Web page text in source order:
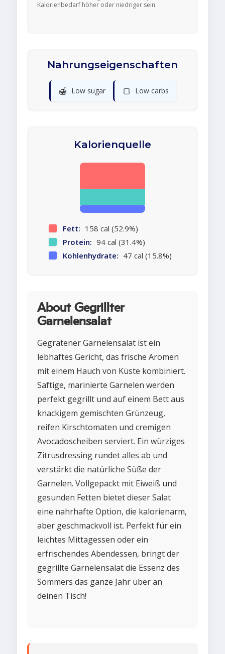
Kalorienbedarf höher oder niedriger sein.
Nahrungseigenschaften
🍯 Low sugar 🍞 Low carbs
Kalorienquelle
Fett: 158 cal (52.9%)
Protein: 94 cal (31.4%)
Kohlenhydrate: 47 cal (15.8%)
About Gegrillter
Garnelensalat
Gegratener Garnelensalat ist ein
lebhaftes Gericht, das frische Aromen
mit einem Hauch von Küste kombiniert.
Saftige, marinierte Garnelen werden
perfekt gegrillt und auf einem Bett aus
knackigem gemischten Grünzeug,
reifen Kirschtomaten und cremigen
Avocadoscheiben serviert. Ein würziges
Zitrusdressing rundet alles ab und
verstärkt die natürliche Süße der
Garnelen. Vollgepackt mit Eiweiß und
gesunden Fetten bietet dieser Salat
eine nahrhafte Option, die kalorienarm,
aber geschmackvoll ist. Perfekt für ein
leichtes Mittagessen oder ein
erfrischendes Abendessen, bringt der
gegrillte Garnelensalat die Essenz des
Sommers das ganze Jahr über an
deinen Tisch!